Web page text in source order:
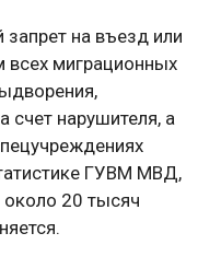
на въезд или
всех миграционных
счет нарушителя, а
ГУВМ МВД,
около 20 тысяч